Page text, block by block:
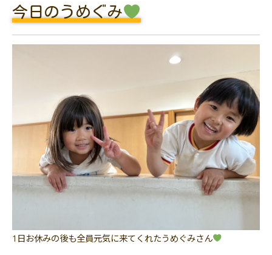
今日のうめぐみ
1日お休みの後も全員元気に来てくれたうめぐみさん